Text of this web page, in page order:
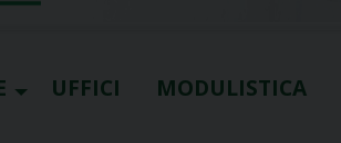
UFFICI MODULISTICA